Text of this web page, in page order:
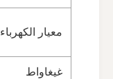
معيار الكهرباء
غيغاواط